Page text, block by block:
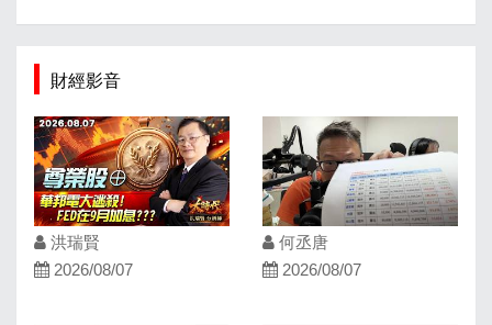
財經影音
洪瑞賢
2026/08/07
何丞唐
2026/08/07